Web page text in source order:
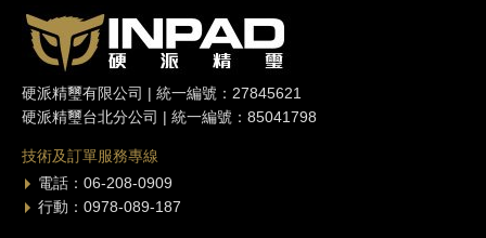
硬派精璽有限公司 | 統一編號：27845621
硬派精璽台北分公司 | 統一編號：85041798
技術及訂單服務專線
電話：06-208-0909
行動：0978-089-187